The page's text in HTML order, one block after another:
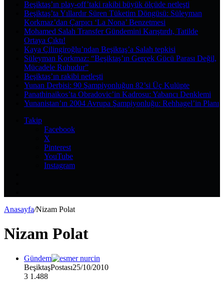
Beşiktaş’ın play-off’taki rakibi büyük ölçüde netleşti
Beşiktaş’ta Yıllardır Süren Tüketim Döngüsü: Süleyman
Korkmaz’dan Çarpıcı ‘La Nona’ Benzetmesi
Mohamed Salah Transfer Gündemini Karıştırdı, Tatilde
Ortaya Çıktı!
Kaya Çilingiroğlu’ndan Beşiktaş’a Salah tepkisi
Süleyman Korkmaz: “Beşiktaş’ın Gerçek Gücü Parası Değil,
Mücadele Ruhudur”
Beşiktaş’ın rakibi netleşti
Yunan Derbisi: 90 Şampiyonluğun 82’si Üç Kulüpte
Panathinaikos’ta Obradovic’in Kadrosu: Yabancı Denklemi
Yunanistan’ın 2004 Avrupa Şampiyonluğu: Rehhagel’in Planı
Takip
Facebook
X
Pinterest
YouTube
Instagram
Anasayfa/Nizam Polat
Nizam Polat
Gündem
BeşiktaşPostası25/10/2010
3 1.488